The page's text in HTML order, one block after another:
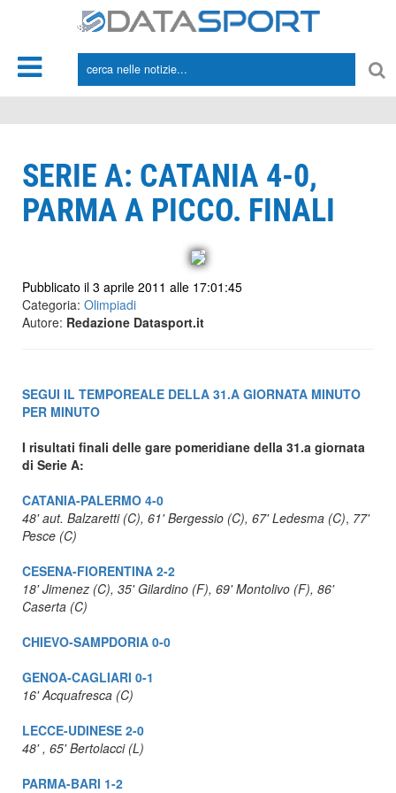
SERIE A: CATANIA 4-0,
PARMA A PICCO. FINALI
Pubblicato il 3 aprile 2011 alle 17:01:45
Categoria: Olimpiadi
Autore: Redazione Datasport.it
SEGUI IL TEMPOREALE DELLA 31.A GIORNATA MINUTO
PER MINUTO
I risultati finali delle gare pomeridiane della 31.a giornata
di Serie A:
CATANIA-PALERMO 4-0
48' aut. Balzaretti (C), 61' Bergessio (C), 67' Ledesma (C), 77'
Pesce (C)
CESENA-FIORENTINA 2-2
18' Jimenez (C), 35' Gilardino (F), 69' Montolivo (F), 86'
Caserta (C)
CHIEVO-SAMPDORIA 0-0
GENOA-CAGLIARI 0-1
16' Acquafresca (C)
LECCE-UDINESE 2-0
48' , 65' Bertolacci (L)
PARMA-BARI 1-2